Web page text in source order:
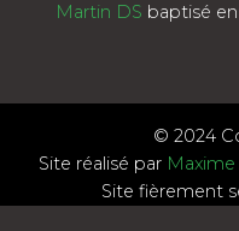
Martin DS baptisé en
© 2024
Site réalisé par
Site fièrement